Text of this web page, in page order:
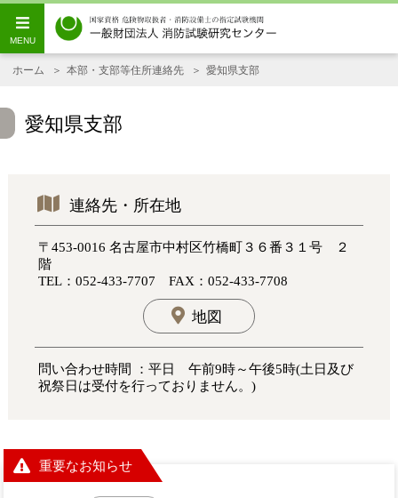
ホーム 本部・支部等住所連絡先 愛知県支部
愛知県支部
連絡先・所在地
〒453-0016 名古屋市中村区竹橋町３６番３１号 ２
階
TEL：052-433-7707 FAX：052-433-7708
地図
問い合わせ時間 ：平日 午前9時～午後5時(土日及び
祝祭日は受付を行っておりません。)
重要なお知らせ